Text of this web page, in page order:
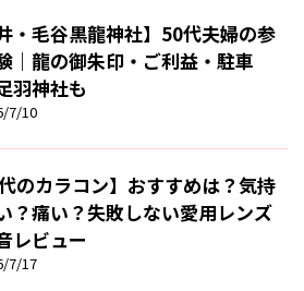
井・毛谷黒龍神社】50代夫婦の参
｜龍の御朱印・ご利益・駐車
羽神社も
7/10
代のカラコン】おすすめは？気持
？痛い？失敗しない愛用レンズ
レビュー
7/17